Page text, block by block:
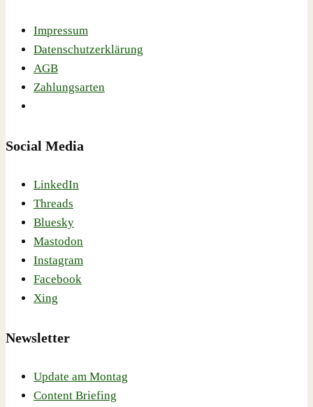
Impressum
Datenschutzerklärung
AGB
Zahlungsarten
Social Media
LinkedIn
Threads
Bluesky
Mastodon
Instagram
Facebook
Xing
Newsletter
Update am Montag
Content Briefing